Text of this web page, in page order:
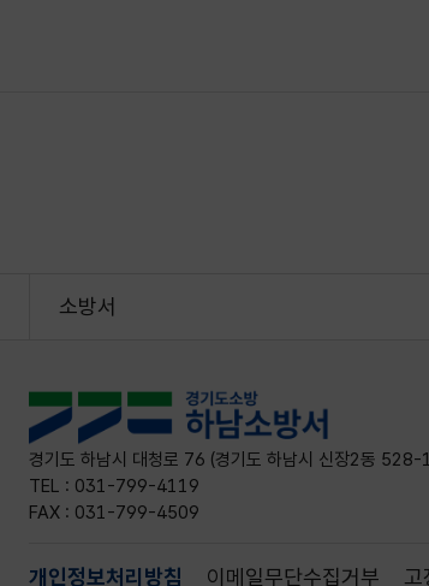
소방서
경기도 하남시 대청로 76 (경기도 하남시 신장2동
TEL : 031-799-4119
FAX : 031-799-4509
개인정보처리방침 이메일무단수집거부 고